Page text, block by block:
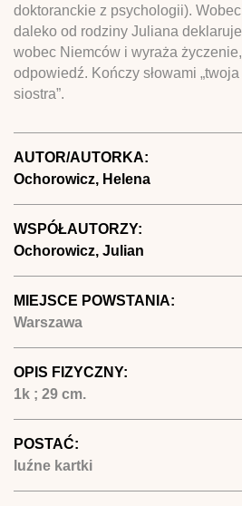
doktoranckie z psychologii).
daleko od rodziny Juliana
wobec Niemców i wyraża życzenie,
odpowiedź. Kończy słowami
siostra”.
AUTOR/AUTORKA:
Ochorowicz, Helena
WSPÓŁAUTORZY:
Ochorowicz, Julian
MIEJSCE POWSTANIA:
Warszawa
OPIS FIZYCZNY:
1k ; 29 cm.
POSTAĆ:
luźne kartki